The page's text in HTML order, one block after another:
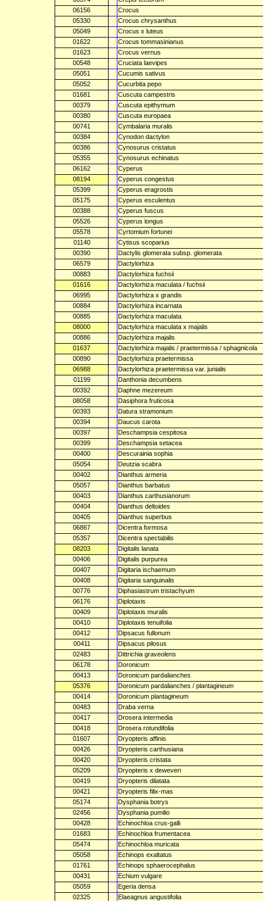
06156
Crocus
05330
Crocus chrysanthus
05049
Crocus x luteus
01622
Crocus tommasinianus
01623
Crocus vernus
00548
Cruciata laevipes
05051
Cucumis sativus
05052
Cucurbita pepo
01681
Cuscuta campestris
00379
Cuscuta epithymum
00380
Cuscuta europaea
00741
Cymbalaria muralis
00384
Cynodon dactylon
00386
Cynosurus cristatus
05355
Cynosurus echinatus
06162
Cyperus
08194
Cyperus congestus
05399
Cyperus eragrostis
05175
Cyperus esculentus
00388
Cyperus fuscus
05526
Cyperus longus
05578
Cyrtomium fortunei
01140
Cytisus scoparius
00390
Dactylis glomerata subsp. glomerata
06579
Dactylorhiza
00883
Dactylorhiza fuchsii
01616
Dactylorhiza maculata / fuchsii
06995
Dactylorhiza x grandis
00884
Dactylorhiza incarnata
00885
Dactylorhiza maculata
08000
Dactylorhiza maculata x majalis
00886
Dactylorhiza majalis
01637
Dactylorhiza majalis / praetermissa / sphagnicola
00890
Dactylorhiza praetermissa
06988
Dactylorhiza praetermissa var. junialis
01199
Danthonia decumbens
00392
Daphne mezereum
08058
Dasiphora fruticosa
00393
Datura stramonium
00394
Daucus carota
00397
Deschampsia cespitosa
00399
Deschampsia setacea
00400
Descurainia sophia
05054
Deutzia scabra
00402
Dianthus armeria
05057
Dianthus barbatus
00403
Dianthus carthusianorum
00404
Dianthus deltoides
00405
Dianthus superbus
06867
Dicentra formosa
05357
Dicentra spectabilis
08203
Digitalis lanata
00406
Digitalis purpurea
00407
Digitaria ischaemum
00408
Digitaria sanguinalis
00776
Diphasiastrum tristachyum
06176
Diplotaxis
00409
Diplotaxis muralis
00410
Diplotaxis tenuifolia
00412
Dipsacus fullonum
00411
Dipsacus pilosus
02483
Dittrichia graveolens
06178
Doronicum
00413
Doronicum pardalianches
05376
Doronicum pardalianches / plantagineum
00414
Doronicum plantagineum
00483
Draba verna
00417
Drosera intermedia
00418
Drosera rotundifolia
01607
Dryopteris affinis
00426
Dryopteris carthusiana
00420
Dryopteris cristata
05209
Dryopteris x deweveri
00419
Dryopteris dilatata
00421
Dryopteris filix-mas
05174
Dysphania botrys
02456
Dysphania pumilio
00428
Echinochloa crus-galli
01683
Echinochloa frumentacea
05474
Echinochloa muricata
05058
Echinops exaltatus
01761
Echinops sphaerocephalus
00431
Echium vulgare
05059
Egeria densa
02325
Elaeagnus angustifolia